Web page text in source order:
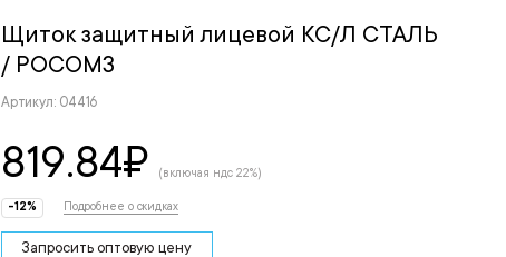
Щиток защитный лицевой КС/Л СТАЛЬ
/ РОСОМЗ
Артикул: 04416
819.84₽ (включая ндс 22%)
-12% Подробнее о скидках
Запросить оптовую цену